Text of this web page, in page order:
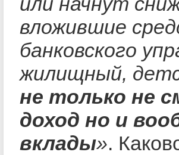
вложившие
банковского
жилищный,
не только не
доход но и
вклады».